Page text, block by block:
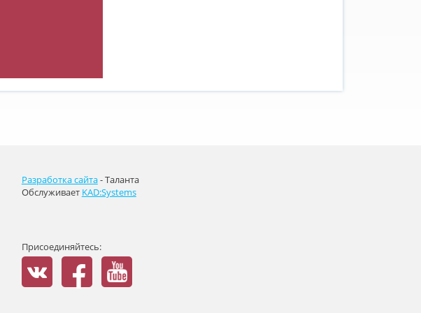
Разработка сайта- Таланта
Обслуживает KAD:Systems
Присоединяйтесь: